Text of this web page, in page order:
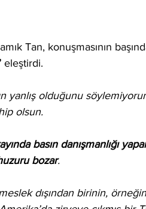
Tan, konuşmasının
eleştirdi.
yanlış olduğunu
olsun.
basın danışmanlığı
bozar.
dışından birinin,